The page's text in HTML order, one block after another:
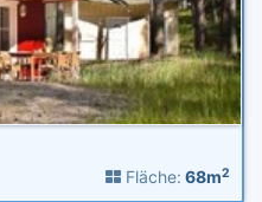
Fläche: 68m2